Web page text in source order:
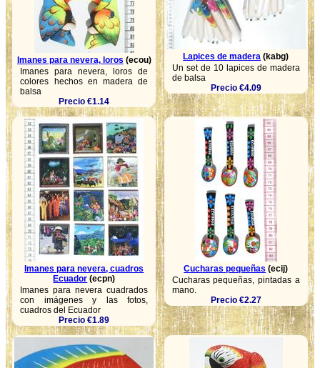
Imanes para nevera, loros (ecou)
Imanes para nevera, loros de
colores hechos en madera de
balsa
Precio €1.14
Lapices de madera (kabg)
Un set de 10 lapices de madera
de balsa
Precio €4.09
Imanes para nevera, cuadros
Ecuador (ecpn)
Imanes para nevera cuadrados
con imágenes y las fotos,
cuadros del Ecuador
Precio €1.89
Cucharas pequeñas (ecij)
Cucharas pequeñas, pintadas a
mano.
Precio €2.27